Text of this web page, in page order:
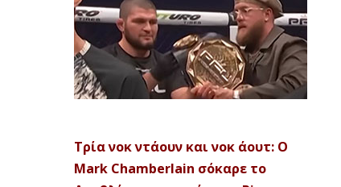
Τρία νοκ ντάουν και νοκ άουτ: Ο
Mark Chamberlain σόκαρε το